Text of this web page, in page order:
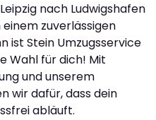
nach Ludwigshafen
zuverlässigen
ist Stein Umzugsservice
Wahl für dich! Mit
und unserem
wir dafür, dass dein
abläuft.